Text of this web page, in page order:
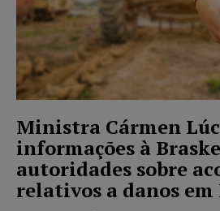
Ministra Cármen
informações à
autoridades sobre
relativos a danos em